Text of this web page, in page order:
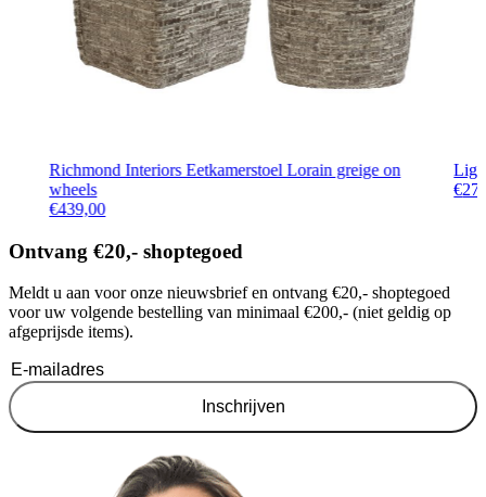
Richmond Interiors Eetkamerstoel Lorain greige on
wheels
€439,00
€
Ontvang €20,- shoptegoed
Meldt u aan voor onze nieuwsbrief en ontvang €20,- shoptegoed
voor uw volgende bestelling van minimaal €200,- (niet geldig op
afgeprijsde items).
Inschrijven